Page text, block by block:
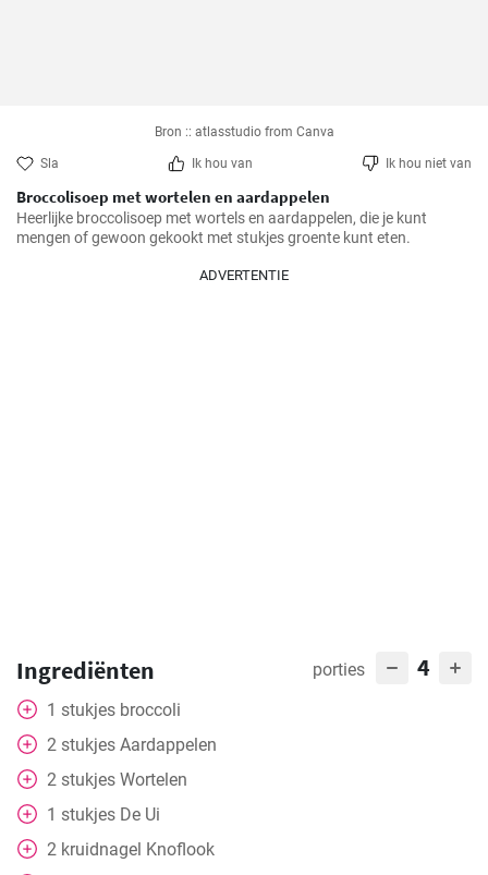
Bron :: atlasstudio from Canva
Sla Ik hou van Ik hou niet van
Broccolisoep met wortelen en aardappelen
Heerlijke broccolisoep met wortels en aardappelen, die je kunt
mengen of gewoon gekookt met stukjes groente kunt eten.
ADVERTENTIE
Ingrediënten porties 4
1 stukjes broccoli
2 stukjes Aardappelen
2 stukjes Wortelen
1 stukjes De Ui
2 kruidnagel Knoflook